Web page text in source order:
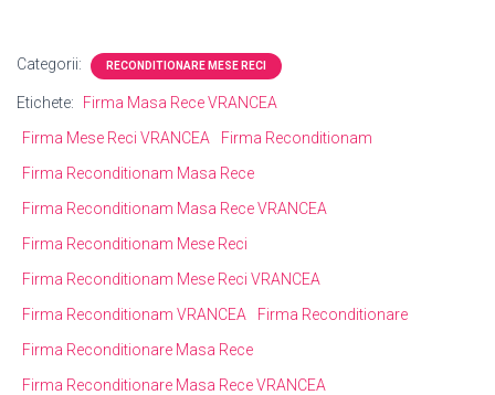
Categorii: RECONDITIONARE MESE RECI
Etichete:
Firma Masa Rece VRANCEA
Firma Mese Reci VRANCEA
Firma Reconditionam
Firma Reconditionam Masa Rece
Firma Reconditionam Masa Rece VRANCEA
Firma Reconditionam Mese Reci
Firma Reconditionam Mese Reci VRANCEA
Firma Reconditionam VRANCEA
Firma Reconditionare
Firma Reconditionare Masa Rece
Firma Reconditionare Masa Rece VRANCEA